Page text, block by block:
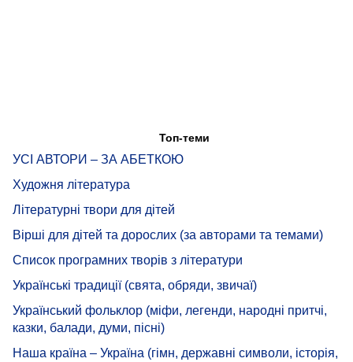
Топ-теми
УСІ АВТОРИ – ЗА АБЕТКОЮ
Художня література
Літературні твори для дітей
Вірші для дітей та дорослих (за авторами та темами)
Список програмних творів з літератури
Українські традиції (свята, обряди, звичаї)
Український фольклор (міфи, легенди, народні притчі,
казки, балади, думи, пісні)
Наша країна – Україна (гімн, державні символи, історія,